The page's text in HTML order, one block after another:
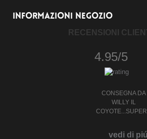
INFORMAZIONI NEGOZIO
RECENSIONI
4.95/5
CONSEGNA DA
WILLY IL
vedi di piú